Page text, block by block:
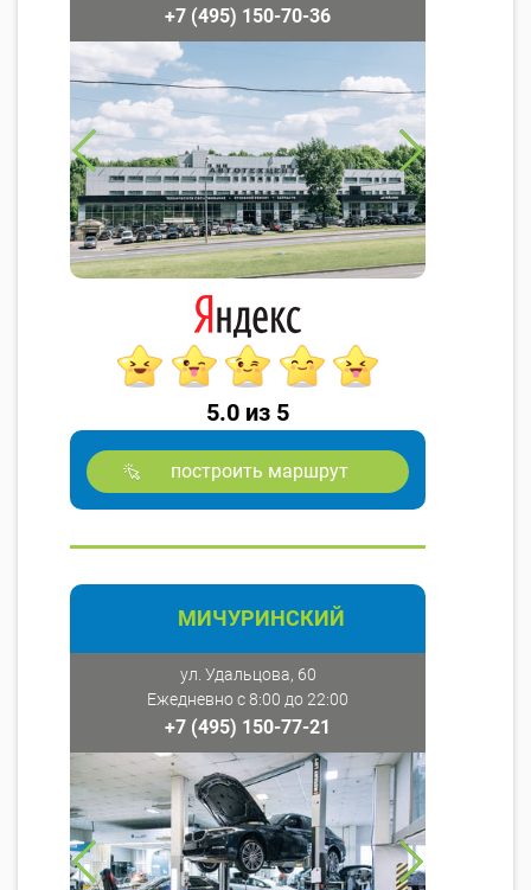
+7 (495) 150-70-36
5.0 из 5
построить маршрут
МИЧУРИНСКИЙ
ул. Удальцова, 60
Ежедневно с 8:00 до 22:00
+7 (495) 150-77-21